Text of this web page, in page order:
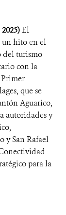
El
un hito en el
del turismo
con la
que se
Aguarico,
autoridades y
y San Rafael
para la